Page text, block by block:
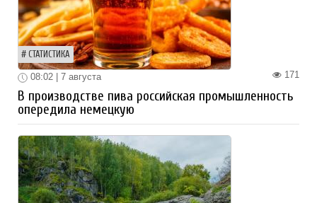
СТАТИСТИКА
171
08:02 | 7 августа
В производстве пива российская промышленность
опередила немецкую